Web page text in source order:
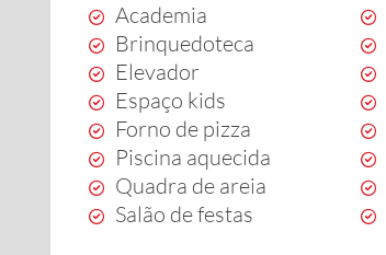
Academia
Brinquedoteca
Elevador
Espaço kids
Forno de pizza
Piscina aquecida
Quadra de areia
Salão de festas